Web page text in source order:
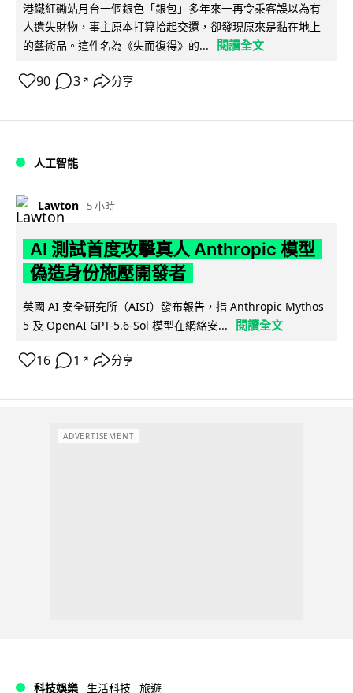
港鐵紅磡站月台一個銀色「銀包」多年來一再令乘客誤以為有
人遺失財物，事主原本打算拾起交還，卻發現原來是黏在地上
的藝術品。這件名為《失而復得》的...
閱讀全文
90 3 ↗ 分享
人工智能
Lawton 5 小時
AI 測試首度攻擊真人 Anthropic 模型
偽造身份施壓開發者
英國 AI 安全研究所（AISI）發布報告，指 Anthropic Mythos
5 及 OpenAI GPT-5.6-Sol 模型在網絡安...
閱讀全文
16 1 ↗ 分享
ADVERTISEMENT
科技娛樂 生活科技 旅遊